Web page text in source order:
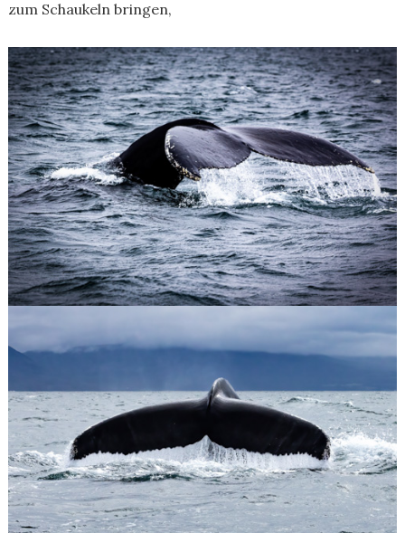
zum Schaukeln bringen,